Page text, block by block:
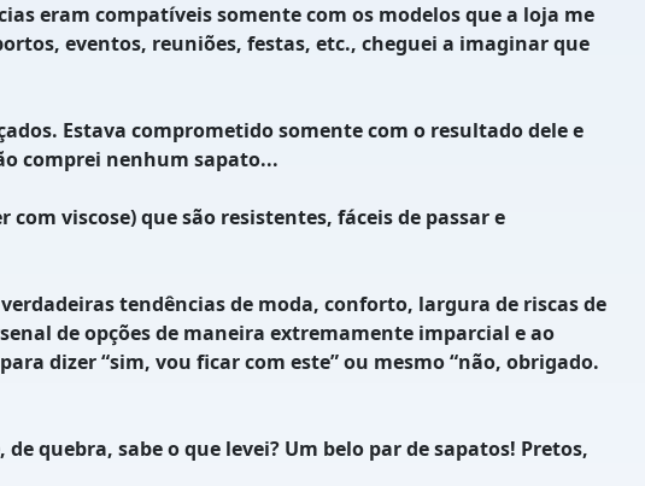
eram compatíveis somente com os modelos que a loja me
eventos, reuniões, festas, etc., cheguei a imaginar que
Estava comprometido somente com o resultado dele e
comprei nenhum sapato...
viscose) que são resistentes, fáceis de passar e
tendências de moda, conforto, largura de riscas de
de opções de maneira extremamente imparcial e ao
dizer “sim, vou ficar com este” ou mesmo “não, obrigado.
quebra, sabe o que levei? Um belo par de sapatos! Pretos,